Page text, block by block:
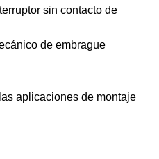
sin contacto de
de embrague
aplicaciones de montaje